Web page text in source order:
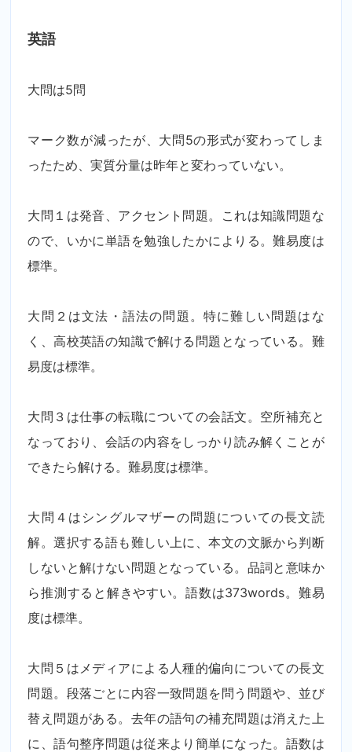
英語
大問は5問
マーク数が減ったが、大問5の形式が変わってしま
ったため、実質分量は昨年と変わっていない。
大問１は発音、アクセント問題。これは知識問題な
ので、いかに単語を勉強したかによりる。難易度は
標準。
大問２は文法・語法の問題。特に難しい問題はな
く、高校英語の知識で解ける問題となっている。難
易度は標準。
大問３は仕事の転職についての会話文。空所補充と
なっており、会話の内容をしっかり読み解くことが
できたら解ける。難易度は標準。
大問４はシングルマザーの問題についての長文読
解。選択する語も難しい上に、本文の文脈から判断
しないと解けない問題となっている。品詞と意味か
ら推測すると解きやすい。語数は373words。難易
度は標準。
大問５はメディアによる人種的偏向についての長文
問題。段落ごとに内容一致問題を問う問題や、並び
替え問題がある。去年の語句の補充問題は消えた上
に、語句整序問題は従来より簡単になった。語数は